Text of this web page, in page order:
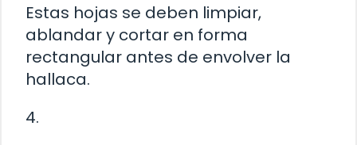
Estas hojas se deben limpiar,
ablandar y cortar en forma
rectangular antes de envolver la
hallaca.
4.